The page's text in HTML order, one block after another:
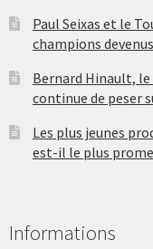
Paul Seixas et le
champions
Bernard Hinault, le
continue de peser
Les plus jeunes
est-il le plus
Informations